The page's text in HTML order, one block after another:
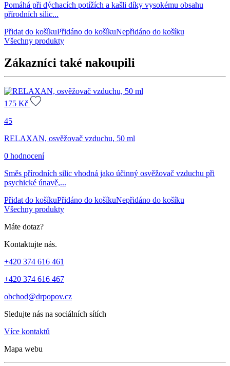
Pomáhá při dýchacích potížích a kašli díky vysokému obsahu
přírodních silic...
Přidat do košíkuPřidáno do košíkuNepřidáno do košíku
Všechny produkty
Zákazníci také nakoupili
175 Kč
45
RELAXAN, osvěžovač vzduchu, 50 ml
0 hodnocení
Směs přírodních silic vhodná jako účinný osvěžovač vzduchu při
psychické únavě,...
Přidat do košíkuPřidáno do košíkuNepřidáno do košíku
Všechny produkty
Máte dotaz?
Kontaktujte nás.
+420 374 616 461
+420 374 616 467
obchod@drpopov.cz
Sledujte nás na sociálních sítích
Více kontaktů
Mapa webu